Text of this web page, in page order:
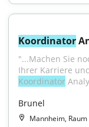
Koordinator
"...Machen Sie
Koordinator
Brunel
Mannheim, Raum